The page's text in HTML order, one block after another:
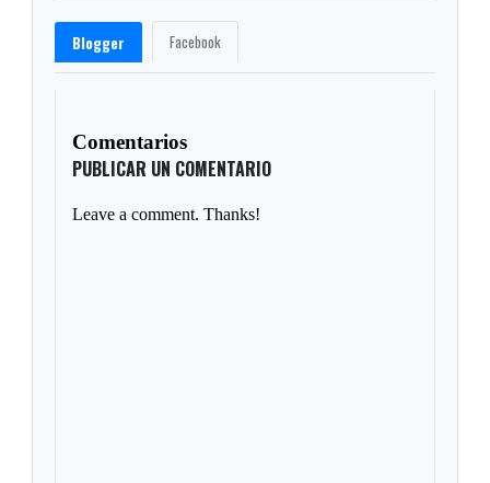
Blogger Facebook
Comentarios
PUBLICAR UN COMENTARIO
Leave a comment. Thanks!